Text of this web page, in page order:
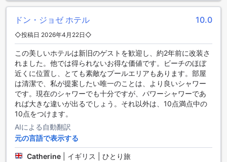
っております。周辺の美しい観光地を巡るためのシャトルサ
ービスも利用可能で、ストレスなく観光を楽しむことができ
ます。さらに、レンタカーサービスやタクシーサービスも提
供しており、自由な移動をサポートします。ドム ジョセ ビー
チホテルは、ゲストの皆様が快適に過ごせるよう、あらゆる
交通手段を整えております。
ドム ジョセ ビーチホテルの客室設備
ドム ジョセ ビーチホテルの客室は、快適さと便利さを追求し
た設計が施されています。各部屋にはエアコンが完備されて
おり、ポルトガルの温暖な気候を快適に過ごすことができま
す。また、テレビや衛星放送、ケーブルテレビが設置されて
おり、さまざまなチャンネルを楽しむことができます。さら
に、ミニバーと冷蔵庫も完備されているため、お好きな飲み
物をいつでもお楽しみいただけます。
ドン・ジョゼ ホテル 10.0
◇投稿日 2026年4月22日◇
この美しいホテルは新旧のゲストを歓迎し、約2年前に改装さ
れました。他では得られないお得な価値です。ビーチのほぼ
近くに位置し、とても素敵なプールエリアもあります。部屋
は清潔で、私が提案したい唯一のことは、より良いシャワー
です。現在のシャワーでも十分ですが、パワーシャワーであ
れば大きな違いが出るでしょう。それ以外は、10点満点中の
10点をつけます。
AIによる自動翻訳
元の言語で表示する
Catherine イギリス | ひとり旅